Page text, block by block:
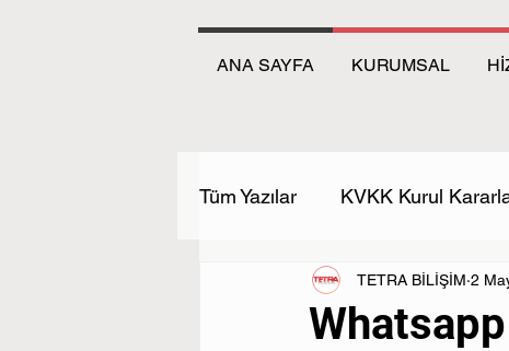
ANA SAYFA KURUMSAL
Tüm Yazılar KVKK Kurul
TETRA BİLİŞİM 2